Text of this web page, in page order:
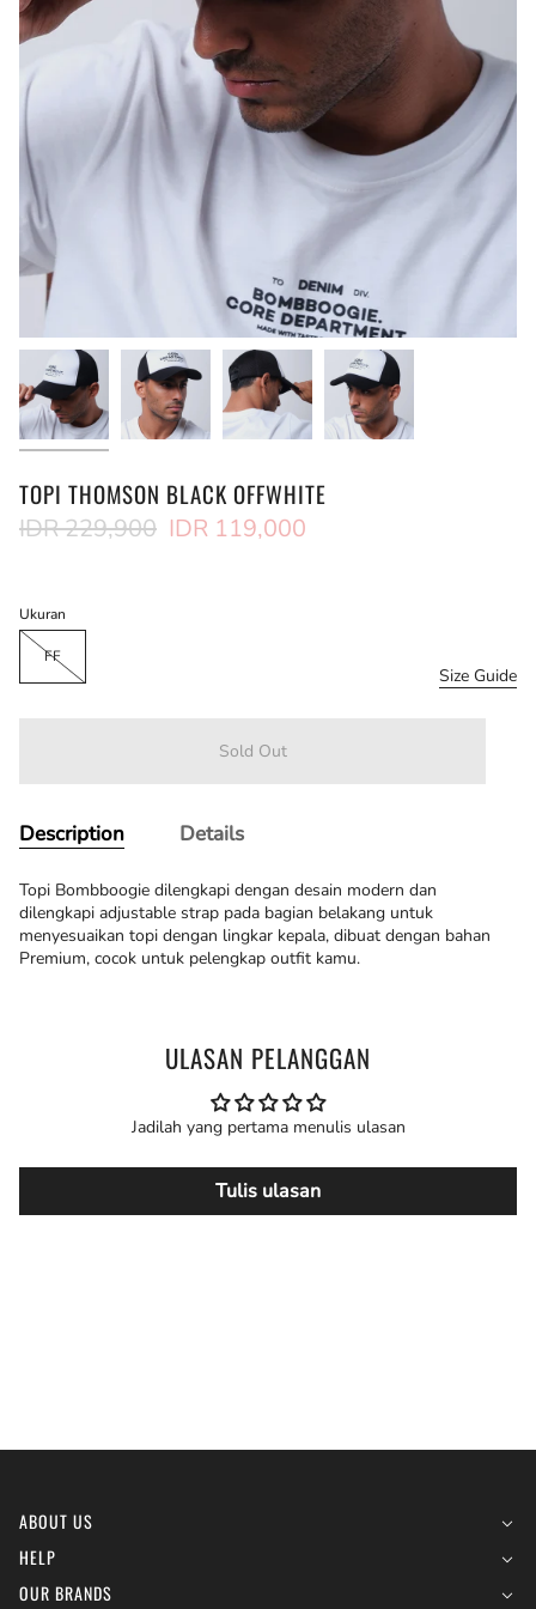
TOPI THOMSON BLACK OFFWHITE
Regular
IDR 229,900 IDR 119,000
Size Guide
Ukuran
FF
Sold Out
Description Details
Topi Bombboogie dilengkapi dengan desain modern dan
dilengkapi adjustable strap pada bagian belakang untuk
menyesuaikan topi dengan lingkar kepala, dibuat dengan bahan
Premium, cocok untuk pelengkap outfit kamu.
ULASAN PELANGGAN
Jadilah yang pertama menulis ulasan
Tulis ulasan
ABOUT US
HELP
OUR BRANDS